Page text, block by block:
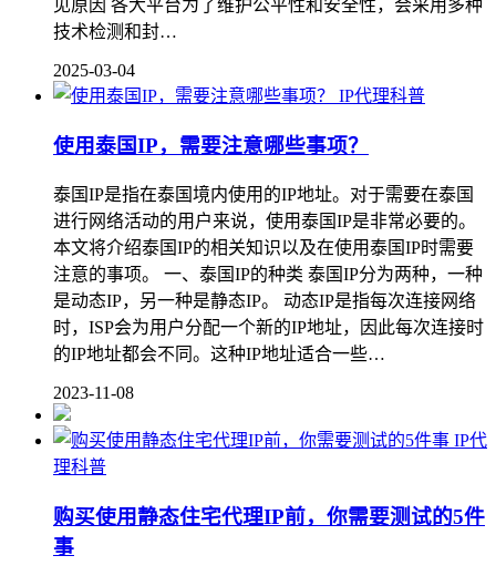
见原因 各大平台为了维护公平性和安全性，会采用多种
技术检测和封…
2025-03-04
IP代理科普
使用泰国IP，需要注意哪些事项？
泰国IP是指在泰国境内使用的IP地址。对于需要在泰国
进行网络活动的用户来说，使用泰国IP是非常必要的。
本文将介绍泰国IP的相关知识以及在使用泰国IP时需要
注意的事项。 一、泰国IP的种类 泰国IP分为两种，一种
是动态IP，另一种是静态IP。 动态IP是指每次连接网络
时，ISP会为用户分配一个新的IP地址，因此每次连接时
的IP地址都会不同。这种IP地址适合一些…
2023-11-08
IP代
理科普
购买使用静态住宅代理IP前，你需要测试的5件
事